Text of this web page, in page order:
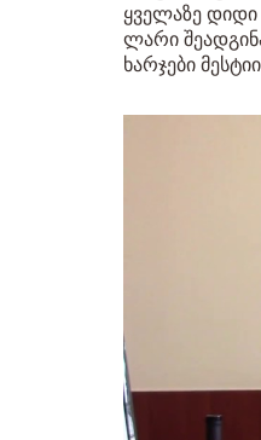
ყველაზე დიდი
ლარი
ხარჯები